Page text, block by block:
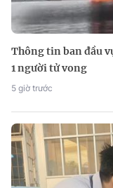
Thông tin ban đầu
1 người tử vong
5 giờ trước